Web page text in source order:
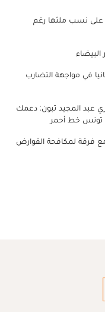
نسب ملئها رغم
في مواجهة التضارب
عبد المجيد تبون: دعمك
تونس خط أحمر
فرقة لمكافحة القوارض